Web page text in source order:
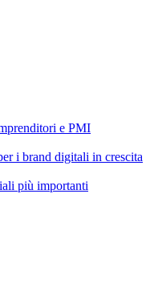
e PMI
i brand digitali in crescita
più importanti